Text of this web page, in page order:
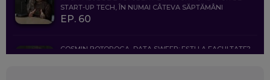
START-UP TECH, ÎN NUMAI CÂTEVA SĂPTĂMÂNI
EP. 60
COSMIN BOȚOROGA, DATA SWEEP: EȘTI LA FACULTATE?